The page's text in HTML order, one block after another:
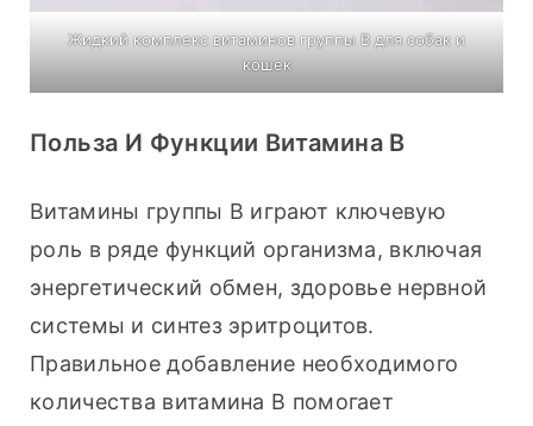
Жидкий комплекс витаминов группы В для собак и
кошек
Польза И Функции Витамина B
Витамины группы В играют ключевую
роль в ряде функций организма, включая
энергетический обмен, здоровье нервной
системы и синтез эритроцитов.
Правильное добавление необходимого
количества витамина B помогает